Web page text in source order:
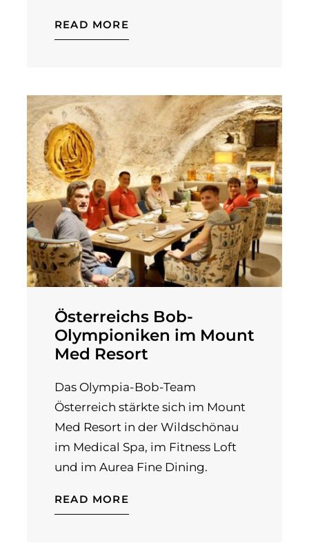
READ MORE
Österreichs Bob-
Olympioniken im Mount
Med Resort
Das Olympia-Bob-Team
Österreich stärkte sich im Mount
Med Resort in der Wildschönau
im Medical Spa, im Fitness Loft
und im Aurea Fine Dining.
READ MORE